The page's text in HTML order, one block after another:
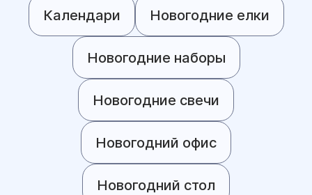
Календари Новогодние елки
Новогодние наборы
Новогодние свечи
Новогодний офис
Новогодний стол